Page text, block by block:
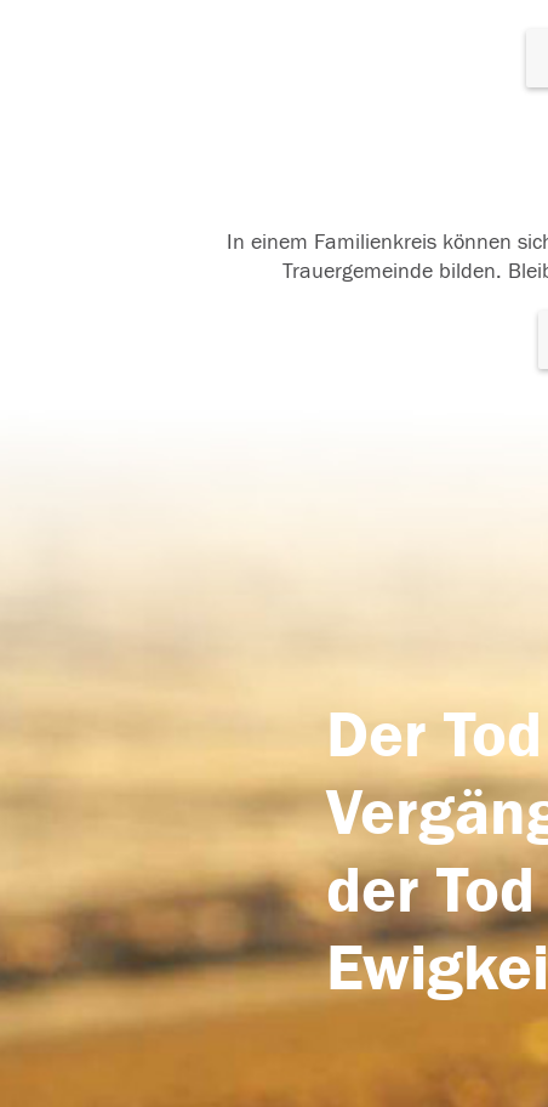
In einem Familienkreis können
Trauergemeinde bilden.
Der
der